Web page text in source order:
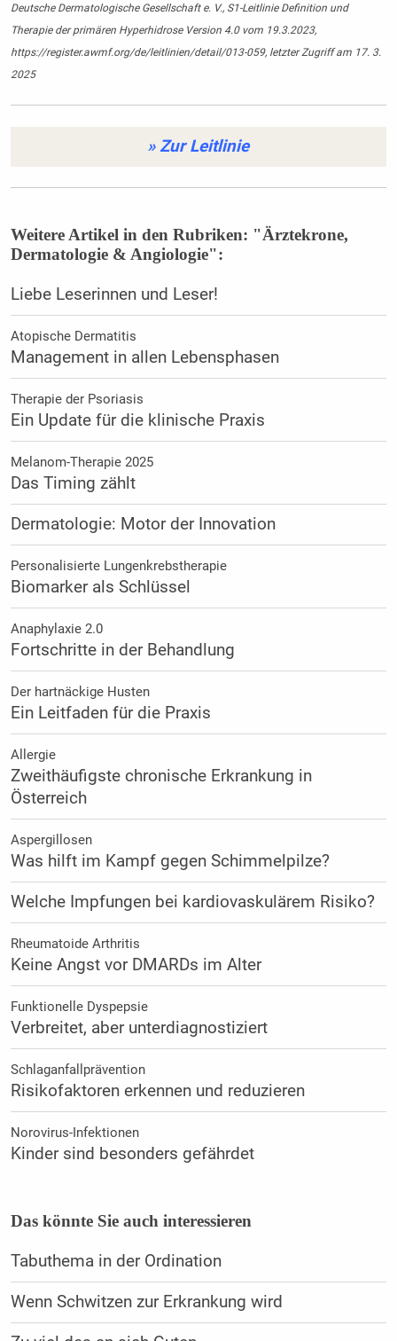
Deutsche Dermatologische Gesellschaft e. V., S1-Leitlinie Definition und
Therapie der primären Hyperhidrose Version 4.0 vom 19.3.2023,
https://register.awmf.org/de/leitlinien/detail/013-059, letzter Zugriff am 17. 3.
2025
» Zur Leitlinie
Weitere Artikel in den Rubriken: "Ärztekrone,
Dermatologie & Angiologie":
Liebe Leserinnen und Leser!
Atopische Dermatitis
Management in allen Lebensphasen
Therapie der Psoriasis
Ein Update für die klinische Praxis
Melanom-Therapie 2025
Das Timing zählt
Dermatologie: Motor der Innovation
Personalisierte Lungenkrebstherapie
Biomarker als Schlüssel
Anaphylaxie 2.0
Fortschritte in der Behandlung
Der hartnäckige Husten
Ein Leitfaden für die Praxis
Allergie
Zweithäufigste chronische Erkrankung in
Österreich
Aspergillosen
Was hilft im Kampf gegen Schimmelpilze?
Welche Impfungen bei kardiovaskulärem Risiko?
Rheumatoide Arthritis
Keine Angst vor DMARDs im Alter
Funktionelle Dyspepsie
Verbreitet, aber unterdiagnostiziert
Schlaganfallprävention
Risikofaktoren erkennen und reduzieren
Norovirus-Infektionen
Kinder sind besonders gefährdet
Das könnte Sie auch interessieren
Tabuthema in der Ordination
Wenn Schwitzen zur Erkrankung wird